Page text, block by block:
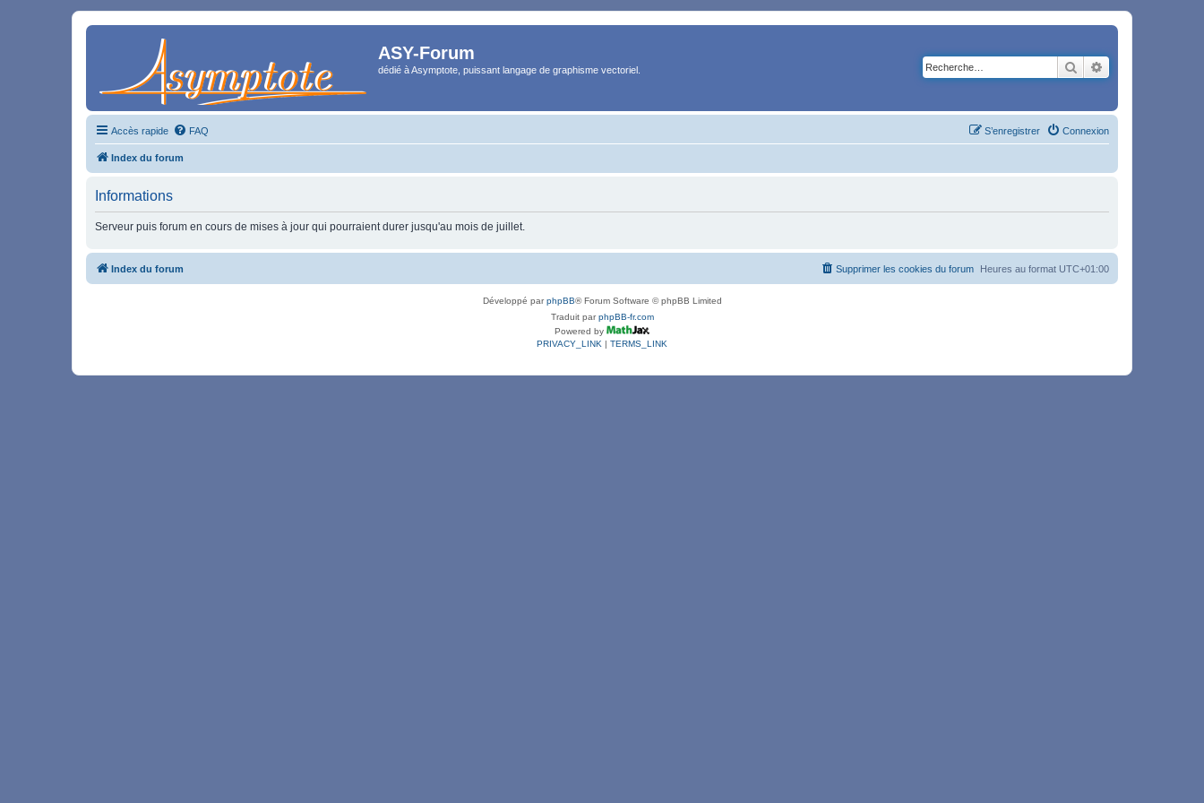
ASY-Forum
dédié à Asymptote, puissant langage de graphisme vectoriel. Rechercher
Accès rapide FAQ Connexion
S’enregistrer
Index du forum
Informations
Serveur puis forum en cours de mises à jour qui pourraient durer jusqu'au mois de juillet.
Index du forum Heures au format UTC+01:00
Supprimer les cookies du forum
Développé parphpBB® Forum Software © phpBB Limited
Traduit parphpBB-fr.com
Powered by
PRIVACY_LINK | TERMS_LINK